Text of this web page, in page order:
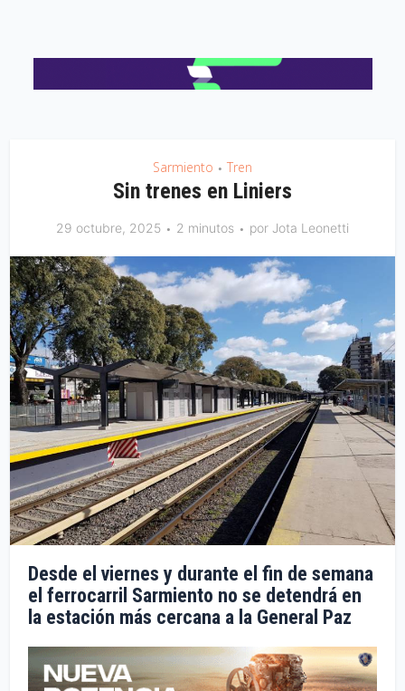
Sarmiento • Tren
Sin trenes en Liniers
29 octubre, 2025 2 minutos por Jota Leonetti
Desde el viernes y durante el fin de semana
el ferrocarril Sarmiento no se detendrá en
la estación más cercana a la General Paz